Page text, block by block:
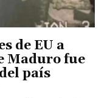
de EU a
Maduro fue
país